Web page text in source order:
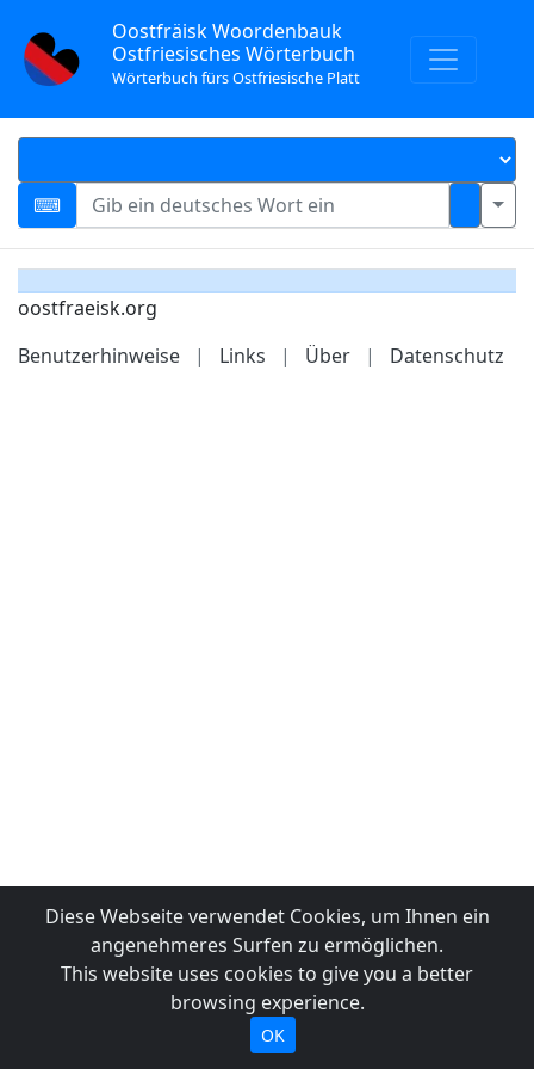
Oostfräisk Woordenbauk
Ostfriesisches Wörterbuch
Wörterbuch fürs Ostfriesische Platt
oostfraeisk.org
Benutzerhinweise
| Links | Über | Datenschutz
Diese Webseite verwendet Cookies, um Ihnen ein
angenehmeres Surfen zu ermöglichen.
This website uses cookies to give you a better
browsing experience.
OK